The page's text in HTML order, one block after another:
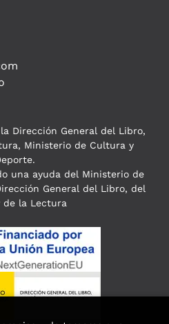
Dirección General del Libro,
Ministerio de Cultura y
una ayuda del Ministerio de
General del Libro, del
de la Lectura